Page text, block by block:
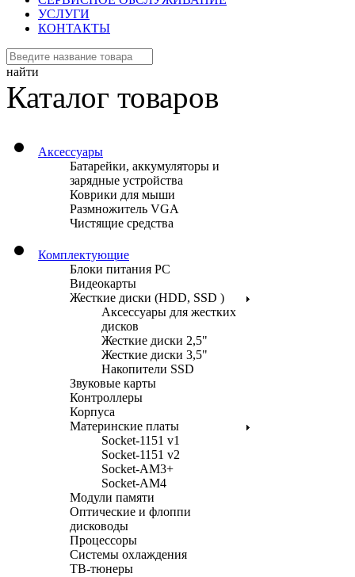
УСЛУГИ
КОНТАКТЫ
найти
Каталог товаров
Аксессуары
Батарейки, аккумуляторы и
зарядные устройства
Коврики для мыши
Размножитель VGA
Чистящие средства
Комплектующие
Блоки питания PC
Видеокарты
Жесткие диски (HDD, SSD )
Аксессуары для жестких
дисков
Жесткие диски 2,5"
Жесткие диски 3,5"
Накопители SSD
Звуковые карты
Контроллеры
Корпуса
Материнские платы
Socket-1151 v1
Socket-1151 v2
Socket-AM3+
Socket-AM4
Модули памяти
Оптические и флоппи
дисководы
Процессоры
Системы охлаждения
ТВ-тюнеры